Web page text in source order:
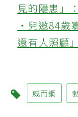
見的隱患」
‧兒邀84歲
還有人照顧
威而鋼